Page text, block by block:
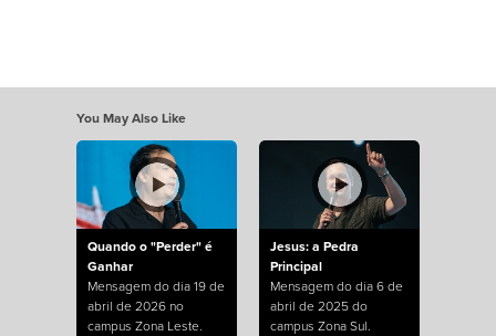
You May Also Like
Quando o "Perder" é
Ganhar
Mensagem do dia 19 de
abril de 2026 no
campus Zona Leste.
Jesus: a Pedra
Principal
Mensagem do dia 6 de
abril de 2025 do
campus Zona Sul.